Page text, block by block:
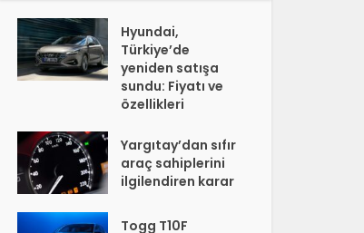
Hyundai,
Türkiye’de
yeniden satışa
sundu: Fiyatı ve
özellikleri
Yargıtay’dan sıfır
araç sahiplerini
ilgilendiren karar
Togg T10F